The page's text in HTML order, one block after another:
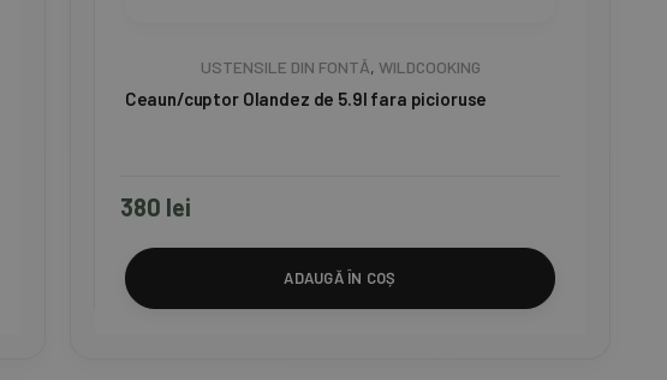
USTENSILE DIN FONTĂ, WILDCOOKING
Ceaun/cuptor Olandez de 5.9l fara picioruse
380 lei
ADAUGĂ ÎN COȘ